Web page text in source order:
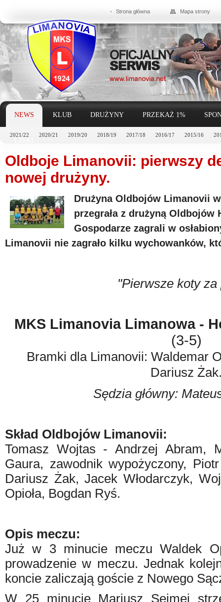
Strona główna Mapa strony
NEWS
2021/22 2020/21 2019/20 2018/19 2017/18 2016/17 2015/16
KLUB DRUŻYNY PRZEKAŻ 1%
Oldboje Limanovii: pierwszy
nowej drużyny.
Drużyna Oldbojów Limanovii
przegrała z drużyną Oldbojów
Gospodarze zagrali w
Limanovii nie zagrało kilku wychowanków,
"Pierwsze koty za
MKS Limanovia Limanowa -
(3-5)
Bramki dla Limanovii: Waldemar
Dariusz
Sędzia główny:
Skład Oldbojów Limanovii:
Tomasz Wojtas - Andrzej Abram,
Gaura, zawodnik wypożyczony,
Dariusz Żak, Jacek Włodarczyk,
Opioła, Bogdan Ryś.
Opis meczu:
Już w 3 minucie meczu Waldek
prowadzenie w meczu. Jednak
koncie zaliczają goście z Nowego
W 25 minucie Mariusz Sejmej